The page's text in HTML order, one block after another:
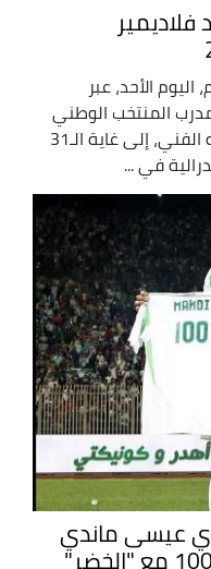
الأحد، عبر
المنتخب الوطني
فلاديمير بيتكوفيتش، رفقة طاقمه الفني، إلى غاية الـ31
عيسى ماندي